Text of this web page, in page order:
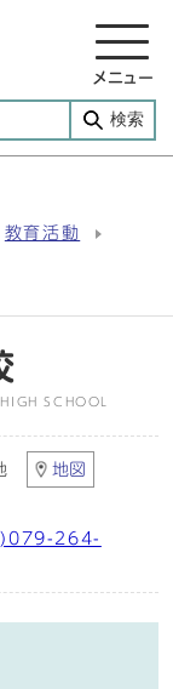
メニュー
検索
教育活動
SCHOOL
地図
)079-264-